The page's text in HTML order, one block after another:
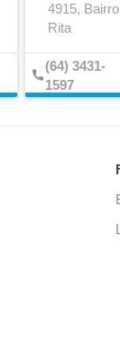
4915,
Rita
(64) 3431-
1597